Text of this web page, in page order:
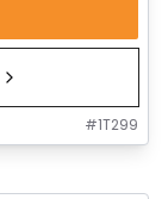
#1T299